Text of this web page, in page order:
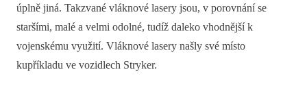
úplně jiná. Takzvané vláknové lasery jsou, v porovnání se
staršími, malé a velmi odolné, tudíž daleko vhodnější k
vojenskému využití. Vláknové lasery našly své místo
kupříkladu ve vozidlech Stryker.